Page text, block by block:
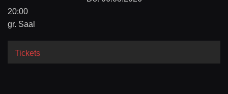
20:00
gr. Saal
Tickets